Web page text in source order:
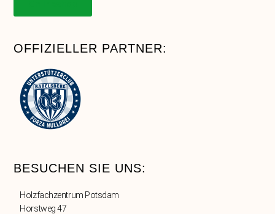
OFFIZIELLER PARTNER:
BESUCHEN SIE UNS:
Holzfachzentrum Potsdam
Horstweg 47